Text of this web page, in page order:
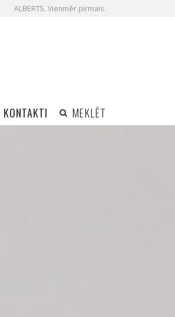
ALBERTS. Vienmēr pirmais.
KONTAKTI MEKLĒT